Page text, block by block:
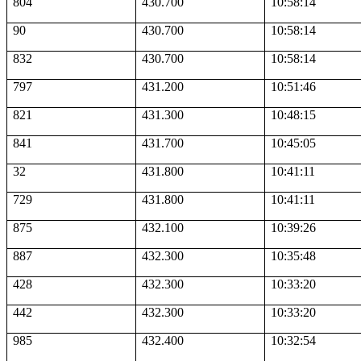
90 430.700 10:58:14
832 430.700 10:58:14
797 431.200 10:51:46
821 431.300 10:48:15
841 431.700 10:45:05
32 431.800 10:41:11
729 431.800 10:41:11
875 432.100 10:39:26
887 432.300 10:35:48
428 432.300 10:33:20
442 432.300 10:33:20
985 432.400 10:32:54